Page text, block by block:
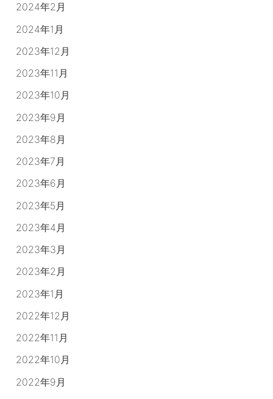
2024年2月
2024年1月
2023年12月
2023年11月
2023年10月
2023年9月
2023年8月
2023年7月
2023年6月
2023年5月
2023年4月
2023年3月
2023年2月
2023年1月
2022年12月
2022年11月
2022年10月
2022年9月